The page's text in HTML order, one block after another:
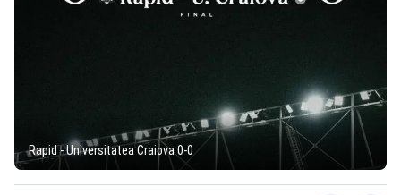
Rapid - Universitatea Craiova 0-0